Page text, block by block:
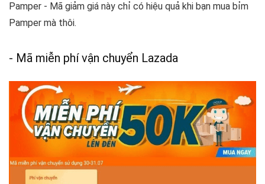
Pamper - Mã giảm giá này chỉ có hiệu quả khi bạn mua bỉm
Pamper mà thôi.
- Mã miễn phí vận chuyển Lazada